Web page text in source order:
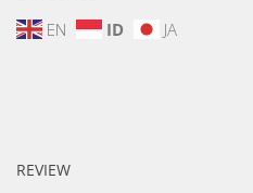
EN ID JA
REVIEW